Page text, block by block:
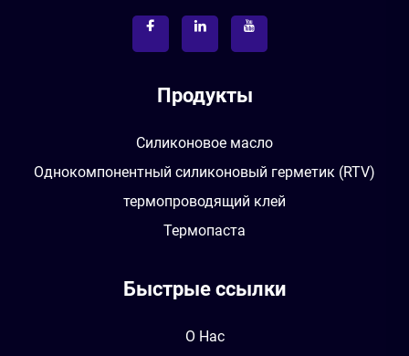
Продукты
Силиконовое масло
Однокомпонентный силиконовый герметик (RTV)
термопроводящий клей
Термопаста
Быстрые ссылки
О Нас